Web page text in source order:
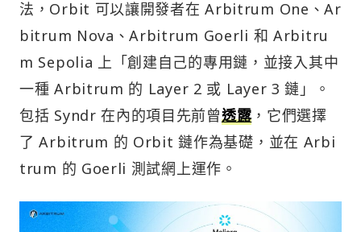
法，Orbit 可以讓開發者在 Arbitrum One、Ar
bitrum Nova、Arbitrum Goerli 和 Arbitru
m Sepolia 上「創建自己的專用鏈，並接入其中
一種 Arbitrum 的 Layer 2 或 Layer 3 鏈」。
包括 Syndr 在內的項目先前曾透露，它們選擇
了 Arbitrum 的 Orbit 鏈作為基礎，並在 Arbi
trum 的 Goerli 測試網上運作。